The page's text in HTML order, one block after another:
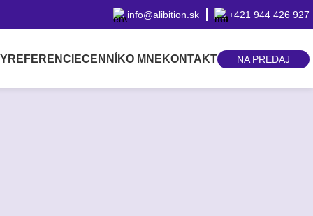
info@alibition.sk +421 944 426 927
REFERENCIECENNÍKO MNE KONTAKT NA PREDAJ